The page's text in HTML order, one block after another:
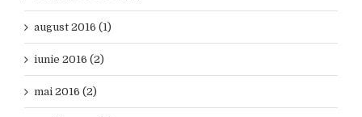
august 2016 (1)
iunie 2016 (2)
mai 2016 (2)